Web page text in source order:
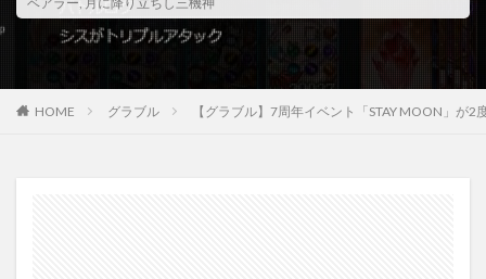
HOME グラブル 【グラブル】7周年イベント「STAY MOON」